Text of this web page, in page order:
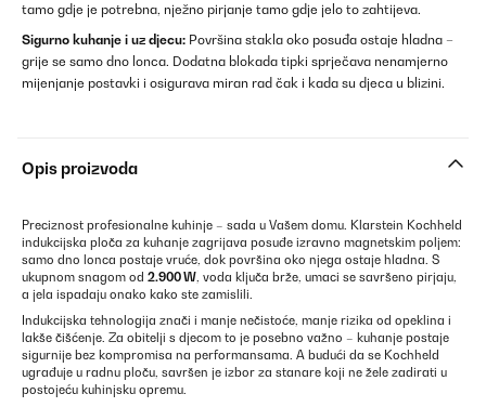
tamo gdje je potrebna, nježno pirjanje tamo gdje jelo to zahtijeva.
Sigurno kuhanje i uz djecu: Površina stakla oko posuđa ostaje hladna –
grije se samo dno lonca. Dodatna blokada tipki sprječava nenamjerno
mijenjanje postavki i osigurava miran rad čak i kada su djeca u blizini.
Opis proizvoda
Preciznost profesionalne kuhinje – sada u Vašem domu. Klarstein Kochheld
indukcijska ploča za kuhanje zagrijava posuđe izravno magnetskim poljem:
samo dno lonca postaje vruće, dok površina oko njega ostaje hladna. S
ukupnom snagom od 2.900 W, voda ključa brže, umaci se savršeno pirjaju,
a jela ispadaju onako kako ste zamislili.
Indukcijska tehnologija znači i manje nečistoće, manje rizika od opeklina i
lakše čišćenje. Za obitelji s djecom to je posebno važno – kuhanje postaje
sigurnije bez kompromisa na performansama. A budući da se Kochheld
ugrađuje u radnu ploču, savršen je izbor za stanare koji ne žele zadirati u
postojeću kuhinjsku opremu.